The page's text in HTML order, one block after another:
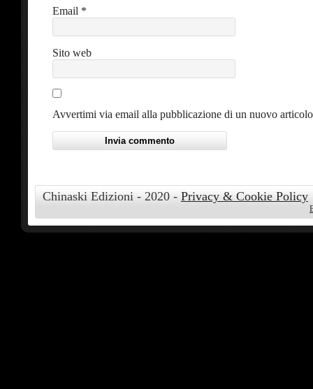
Email *
Sito web
Avvertimi via email alla pubblicazione di un nuovo
Chinaski Edizioni - 2020 - Privacy & Cookie Policy